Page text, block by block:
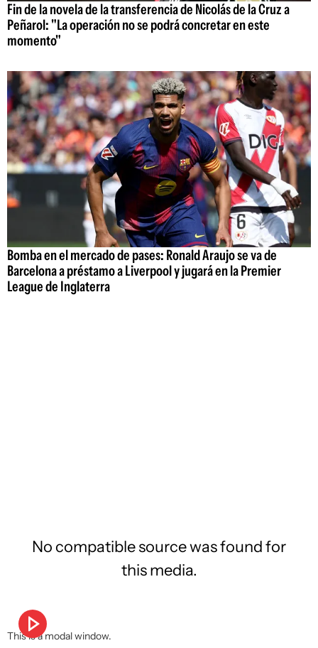
Fin de la novela de la transferencia de Nicolás de la Cruz a
Peñarol: "La operación no se podrá concretar en este
momento"
Bomba en el mercado de pases: Ronald Araujo se va de
Barcelona a préstamo a Liverpool y jugará en la Premier
League de Inglaterra
This is a modal window.
No compatible source was found for
this media.